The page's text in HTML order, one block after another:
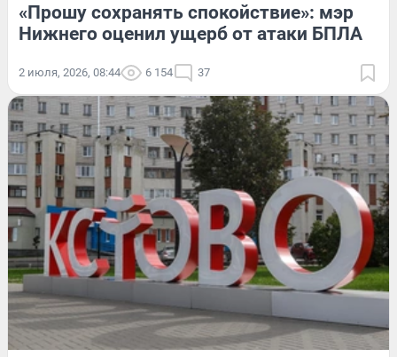
«Прошу сохранять спокойствие»: мэр
Нижнего оценил ущерб от атаки БПЛА
2 июля, 2026, 08:44 6 154 37